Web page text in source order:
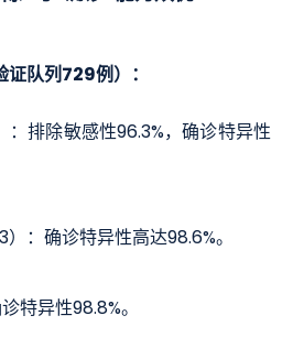
证队列729例）：
：排除敏感性96.3%，确诊特异性
：确诊特异性高达98.6%。
特异性98.8%。